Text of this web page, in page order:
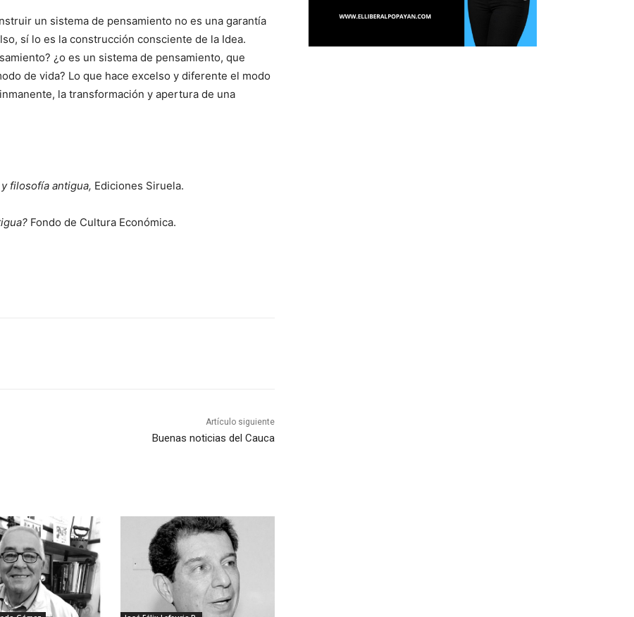
un sistema de pensamiento no es una garantía
sí lo es la construcción consciente de la Idea.
¿o es un sistema de pensamiento, que
de vida? Lo que hace excelso y diferente el modo
la transformación y apertura de una
filosofía antigua, Ediciones Siruela.
Fondo de Cultura Económica.
Artículo siguiente
Buenas noticias del Cauca